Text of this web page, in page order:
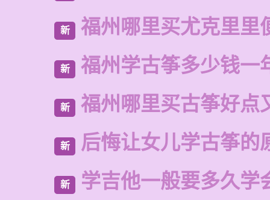
新 福州哪里买尤克里里
新 福州学古筝多少钱一
新 福州哪里买古筝好点
新 后悔让女儿学古筝的
新 学吉他一般要多久学